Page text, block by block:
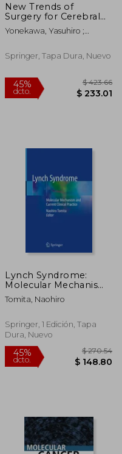
New Trends of
Surgery for Cerebral
Stroke and Its
Perioperative
Inglés)
Yonekawa, Yasuhiro ;
Emanuela
Springer, Tapa Dura, Nuevo
dcto.
Lynch Syndrome:
Molecular Mechanism
and Current Clinical
Practice (en Inglés)
Tomita, Naohiro
Springer, 1 Edición, Tapa
Dura, Nuevo